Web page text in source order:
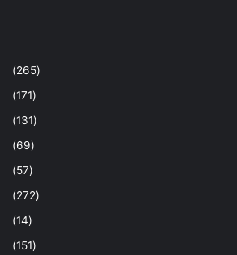
(265)
(171)
(131)
(69)
(57)
(272)
(14)
(151)